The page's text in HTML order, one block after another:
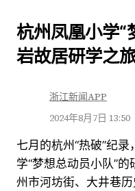
杭州凤凰小学“
岩故居研学之
浙江新闻APP
2024年8月7日 13:50
七月的杭州“热破”纪
学“梦想总动员小队”
州市河坊街、大井巷历